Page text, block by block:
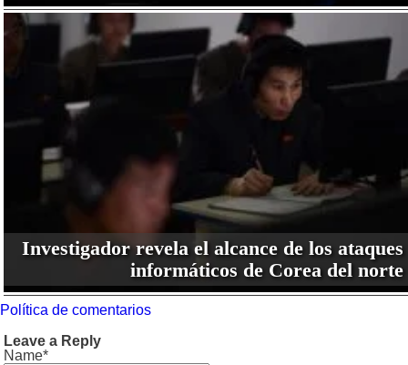
Investigador revela el alcance de los ataques
informáticos de Corea del norte
Política de comentarios
Leave a Reply
Name*